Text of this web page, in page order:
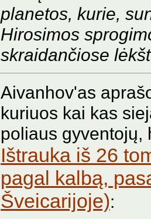
planetos, kurie,
Hirosimos
skraidančiose
Aivanhov'as
kuriuos kai kas
poliaus gyventojų,
Ištrauka iš 26
pagal kalbą,
Šveicarijoje):